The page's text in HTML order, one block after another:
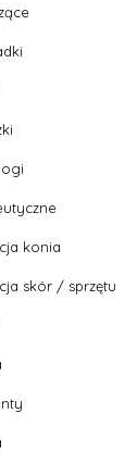
konia
skór / sprzętu